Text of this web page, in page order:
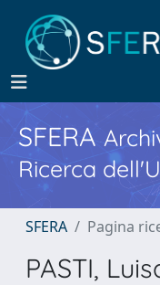
SFERA
Ricerca
SFERA Pagina
PASTI,